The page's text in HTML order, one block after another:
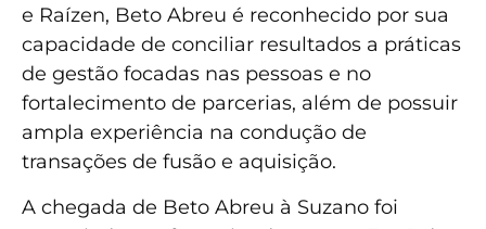
e Raízen, Beto Abreu é reconhecido por sua
capacidade de conciliar resultados a práticas
de gestão focadas nas pessoas e no
fortalecimento de parcerias, além de possuir
ampla experiência na condução de
transações de fusão e aquisição.
A chegada de Beto Abreu à Suzano foi